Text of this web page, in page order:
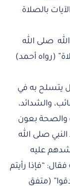
بالصلاة
صلى الله
(رواه أحمد)
يتسلح به في
والشدائد،
والصحة بعون
صلى الله
عليه
“فإذا رأيتم
(متفق